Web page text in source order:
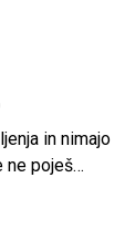
in nimajo
ne poješ